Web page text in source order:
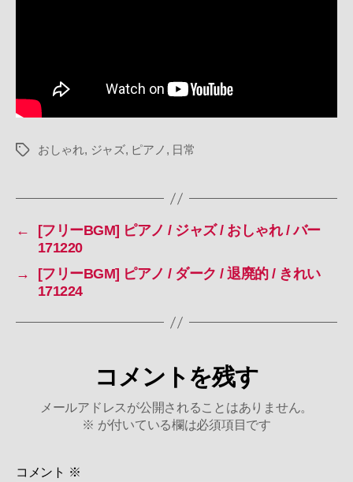
し
日
へ
タ
おしゃれ, ジャズ, ピアノ , 日常
←
[フリーBGM] ピアノ / ジャズ / おしゃれ / バー
171220
→
[フリーBGM] ピアノ / ダーク / 退廃的 / きれい
171224
コメントを残す
メールアドレスが公開されることはありません。
※ が付いている欄は必須項目です
コメント ※